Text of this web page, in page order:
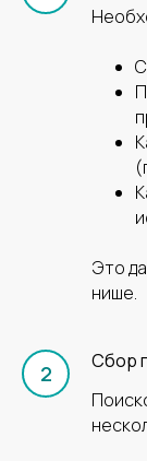
Это
нише.
Сбор
Другие